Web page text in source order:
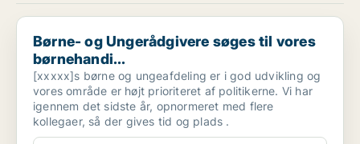
Børne- og Ungerådgivere søges til vores børnehandi...
Børne- og Ungerådgivere søges til vores
børnehandi...
[xxxxx]s børne og ungeafdeling er i god udvikling og
vores område er højt prioriteret af politikerne. Vi har
igennem det sidste år, opnormeret med flere
kollegaer, så der gives tid og plads .